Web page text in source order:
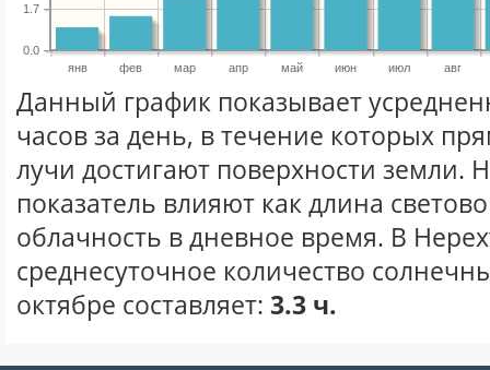
янв фев мар апр май июн июл авг
0.0
1.7
Данный график показывает
часов за день, в течение которых
лучи достигают поверхности земли.
показатель влияют как длина
облачность в дневное время. В
среднесуточное количество
октябре составляет: 3.3 ч.